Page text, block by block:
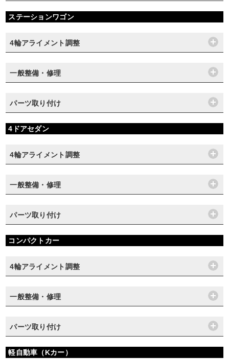
ステーションワゴン
4輪アライメント調整
一般整備・修理
パーツ取り付け
4ドアセダン
4輪アライメント調整
一般整備・修理
パーツ取り付け
コンパクトカー
4輪アライメント調整
一般整備・修理
パーツ取り付け
軽自動車（Kカー）